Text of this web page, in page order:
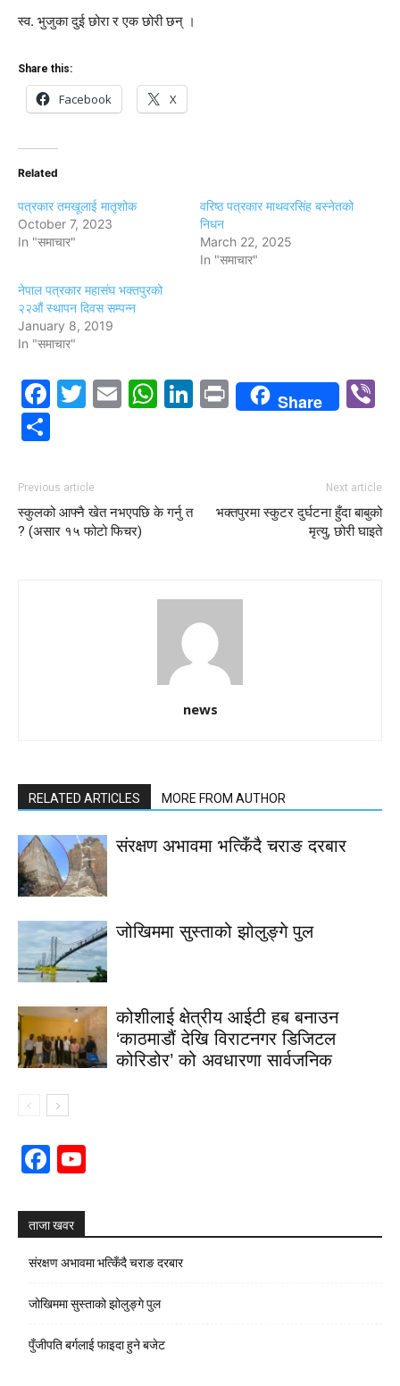
स्व. भुजुका दुई छोरा र एक छोरी छन् ।
Share this:
Facebook X
Related
पत्रकार तमखूलाई मातृशोक
October 7, 2023
In "समाचार"
वरिष्ठ पत्रकार माथवरसिंह बस्नेतको
निधन
March 22, 2025
In "समाचार"
नेपाल पत्रकार महासंघ भक्तपुरको
२२औं स्थापन दिवस सम्पन्न
January 8, 2019
In "समाचार"
Facebook
Twitter
EmailWhatsApp
LinkedIn
PrintShare
Previous article
स्कुलको आफ्नै खेत नभएपछि के गर्नु त
? (असार १५ फोटो फिचर)
Next article
भक्तपुरमा स्कुटर दुर्घटना हुँदा बाबुको
मृत्यु, छोरी घाइते
news
RELATED ARTICLES MORE FROM AUTHOR
संरक्षण अभावमा भत्किँदै चराङ दरबार
जोखिममा सुस्ताको झोलुङ्गे पुल
कोशीलाई क्षेत्रीय आईटी हब बनाउन
‘काठमाडौं देखि विराटनगर डिजिटल
कोरिडोर’ को अवधारणा सार्वजनिक
Facebook
ताजा खवर
संरक्षण अभावमा भत्किँदै चराङ दरबार
जोखिममा सुस्ताको झोलुङ्गे पुल
पुँजीपति बर्गलाई फाइदा हुने बजेट